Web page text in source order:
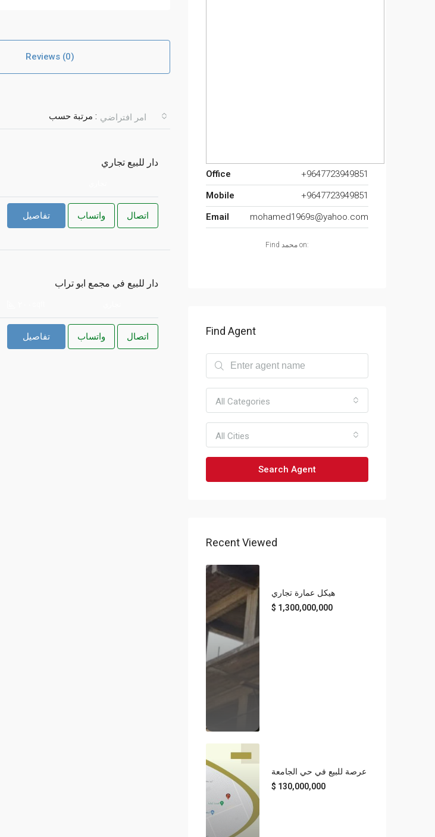
Reviews (0)
مرتبة حسب : امر افتراضي
دار للبيع تجاري
تفاصيل واتساب اتصال
دار للبيع في مجمع ابو تراب
تفاصيل واتساب اتصال
Office
+9647723949851
Mobile
+9647723949851
Email
mohamed1969s@yahoo.com
Find محمد on:
Find Agent
All Categories
All Cities
Search Agent
Recent Viewed
هيكل عمارة تجاري
1,300,000,000
عرصة للبيع في حي الجامعة
130,000,000